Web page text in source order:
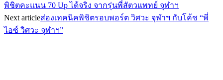
พิชิตคะแนน 70 Up ได้จริง จากรุ่นพี่สัตวแพทย์ จุฬาฯ
Next articleส่องเทคนิคพิชิตรอบพอร์ต วิศวะ จุฬาฯ กับโค้ช “พี่
ไอซ์ วิศวะ จุฬาฯ”